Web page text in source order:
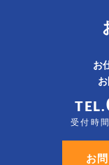
お
TEL.
受付時
お